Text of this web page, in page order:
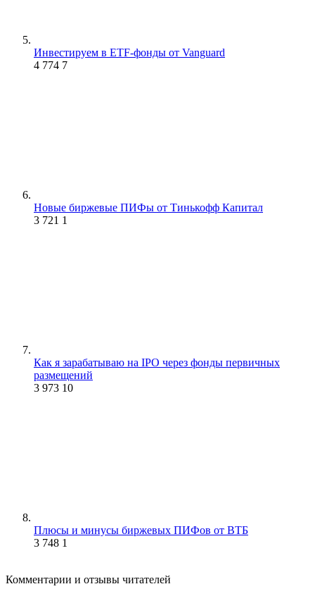
Инвестируем в ETF-фонды от Vanguard
4 774 7
Новые биржевые ПИФы от Тинькофф Капитал
3 721 1
Как я зарабатываю на IPO через фонды первичных
размещений
3 973 10
Плюсы и минусы биржевых ПИФов от ВТБ
3 748 1
Комментарии и отзывы читателей